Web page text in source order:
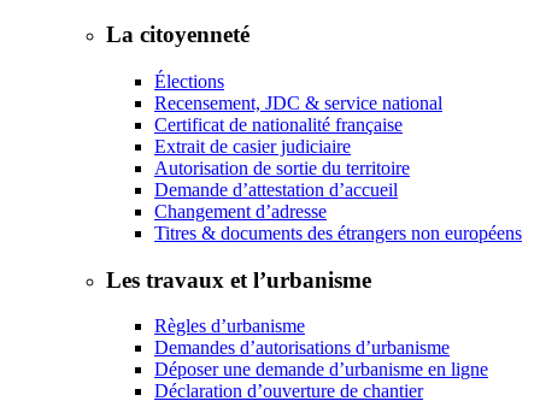
La citoyenneté
Élections
Recensement, JDC & service national
Certificat de nationalité française
Extrait de casier judiciaire
Autorisation de sortie du territoire
Demande d’attestation d’accueil
Changement d’adresse
Titres & documents des étrangers non européens
Les travaux et l’urbanisme
Règles d’urbanisme
Demandes d’autorisations d’urbanisme
Déposer une demande d’urbanisme en ligne
Déclaration d’ouverture de chantier